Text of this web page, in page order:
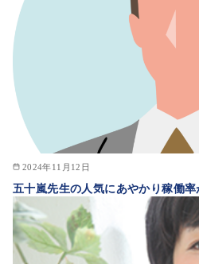
2024年11月12日
五十嵐先生の人気にあやかり稼働